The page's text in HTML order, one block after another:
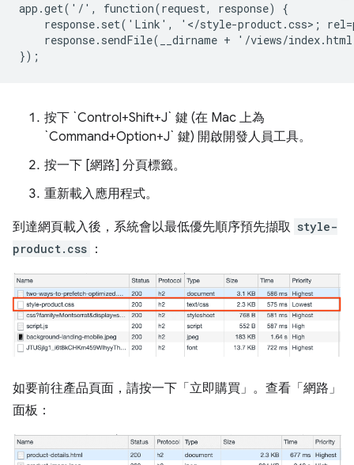
app.get('/', function(request, response) {
response.set('Link', '</style-product.css>;
response.sendFile(__dirname + '/views/
按下 `Control+Shift+J` 鍵 (在 Mac 上為
`Command+Option+J` 鍵) 開啟開發人員工具。
按一下 [網路] 分頁標籤。
重新載入應用程式。
到達網頁載入後，系統會以最低優先順序預先擷取 style-
product.css ：
如要前往產品頁面，請按一下「立即購買」 。查看「網路」
面板：